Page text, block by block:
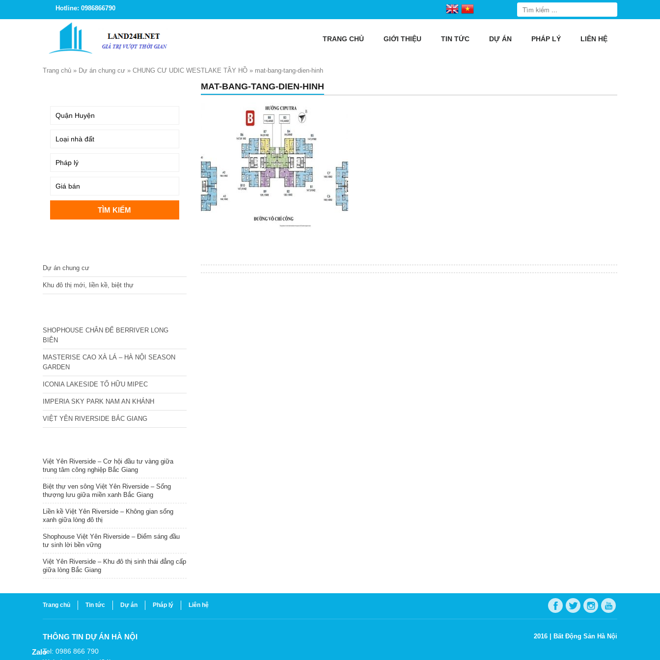
Hotline: 0986866790
TRANG CHỦ GIỚI THIỆU TIN TỨC DỰ ÁN PHÁP LÝ LIÊN HỆ
Trang chủ » Dự án chung cư » CHUNG CƯ UDIC WESTLAKE TÂY HỒ » mat-bang-tang-dien-hinh
MAT-BANG-TANG-DIEN-HINH
Dự án chung cư
Khu đô thị mới, liền kề, biệt thự
SHOPHOUSE CHÂN ĐẾ BERRIVER LONG
BIÊN
MASTERISE CAO XÀ LÁ – HÀ NỘI SEASON
GARDEN
ICONIA LAKESIDE TỐ HỮU MIPEC
IMPERIA SKY PARK NAM AN KHÁNH
VIỆT YÊN RIVERSIDE BẮC GIANG
Việt Yên Riverside – Cơ hội đầu tư vàng giữa
trung tâm công nghiệp Bắc Giang
Biệt thự ven sông Việt Yên Riverside – Sống
thượng lưu giữa miền xanh Bắc Giang
Liền kề Việt Yên Riverside – Không gian sống
xanh giữa lòng đô thị
Shophouse Việt Yên Riverside – Điểm sáng đầu
tư sinh lời bền vững
Việt Yên Riverside – Khu đô thị sinh thái đẳng cấp
giữa lòng Bắc Giang
Trang chủ Tin tức Dự án Pháp lý Liên hệ
THÔNG TIN DỰ ÁN HÀ NỘI
Tel: 0986 866 790
2016 | Bất Động Sản Hà Nội
Zalo